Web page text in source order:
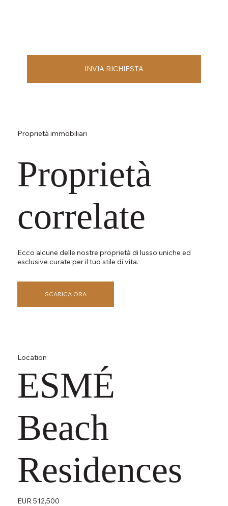
Proprietà
correlate
Ecco alcune delle nostre proprietà di lusso uniche ed
esclusive curate per il tuo stile di vita.
SCARICA ORA
Proprietà immobiliari
EUR 512,500
Location
ESMÉ
Beach
Residences
INVIA RICHIESTA